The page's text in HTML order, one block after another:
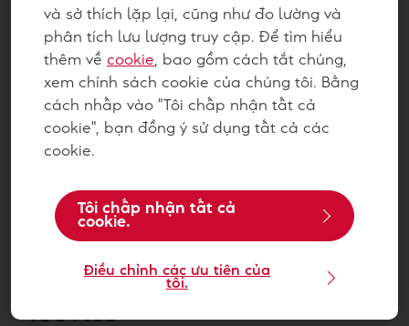
Đen 65% GPD-38B 1kg -
4009153
và sở thích lặp lại, cũng như đo lường và
phân tích lưu lượng truy cập. Để tìm hiểu
thêm về cookie, bao gồm cách tắt chúng,
xem chính sách cookie của chúng tôi. Bằng
cách nhấp vào "Tôi chấp nhận tất cả
cookie", bạn đồng ý sử dụng tất cả các
cookie.
Tôi chấp nhận tất cả
cookie.
Điều chỉnh các ưu tiên của
tôi.